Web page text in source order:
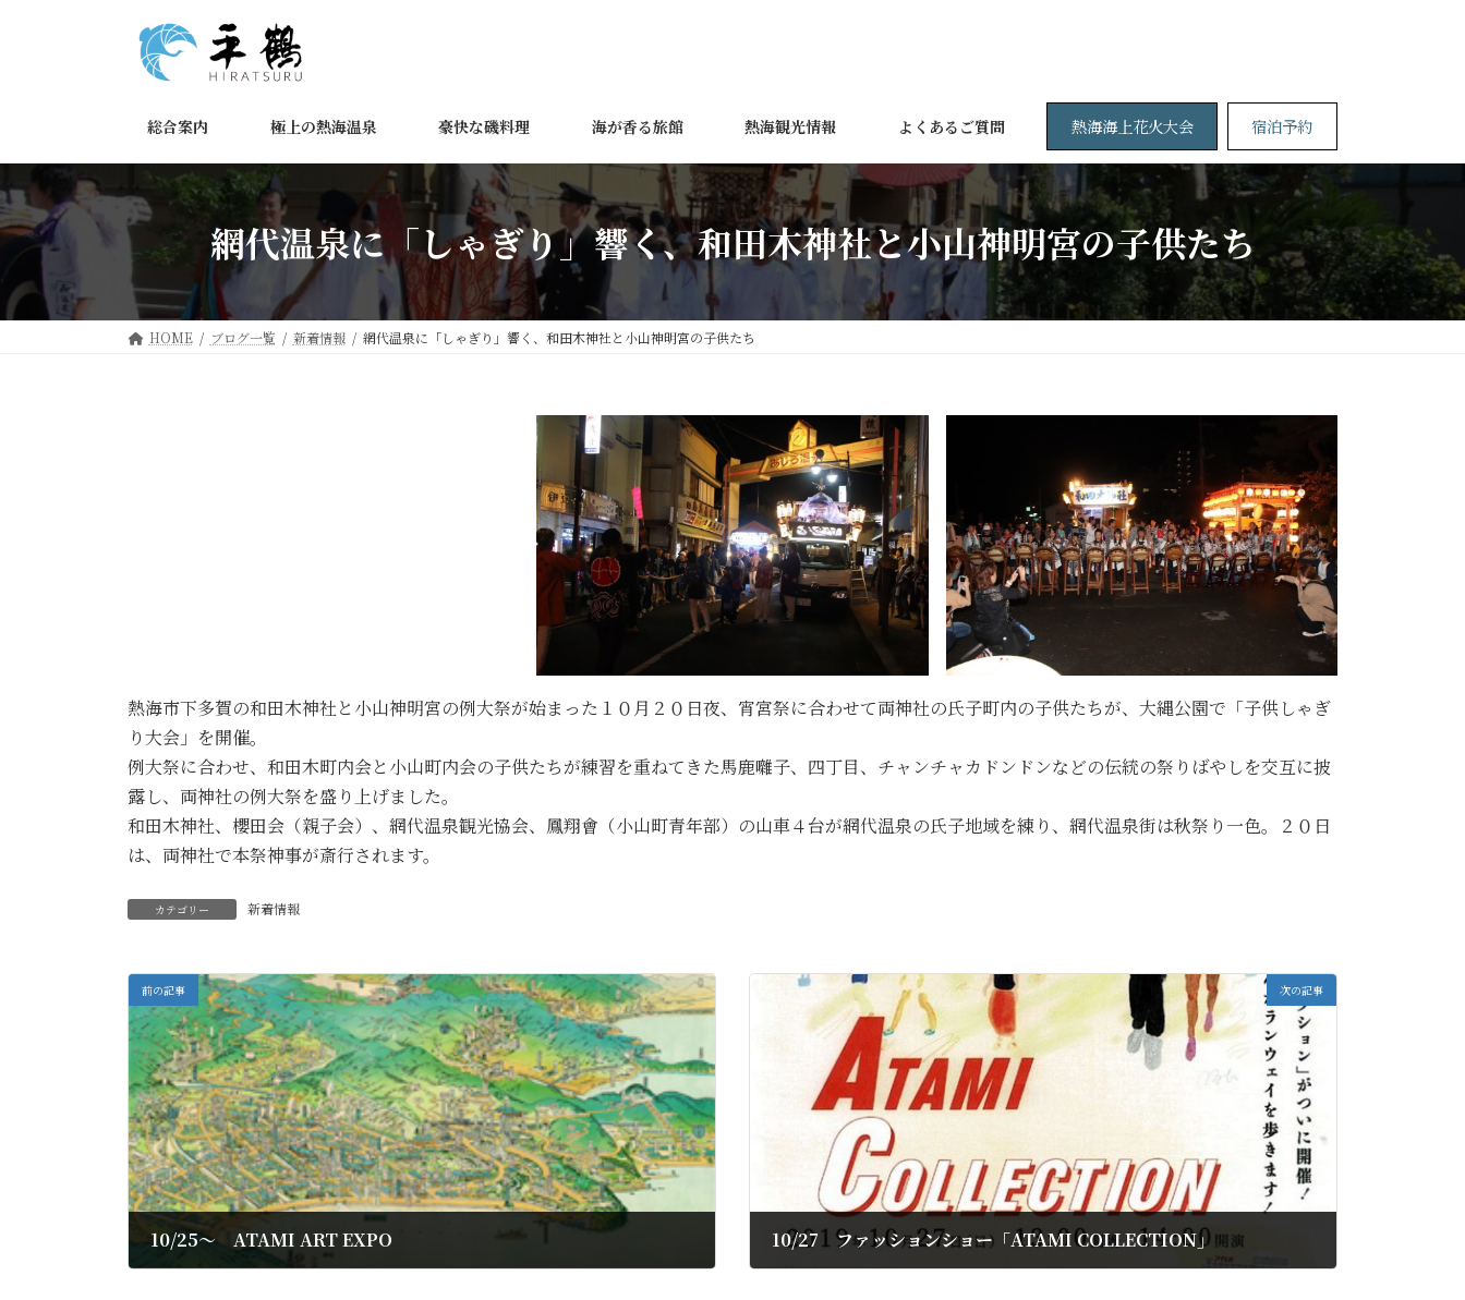
ス
キ
ッ
プ
ン
に
移
動
総合案内 極上の熱海温泉 豪快な磯料理 海が香る旅館 熱海観光情報 よくあるご質問 熱海海上花火大会 宿泊予約
網代温泉に「しゃぎり」響く、和田木神社と小山神明宮の子供たち
HOME ブログ一覧 新着情報 網代温泉に「しゃぎり」響く、和田木神社と小山神明宮の子供たち
熱海市下多賀の和田木神社と小山神明宮の例大祭が始まった１０月２０日夜、宵宮祭に合わせて両神社の氏子町内の子供たちが、大縄公園で「子供しゃぎ
り大会」を開催。
例大祭に合わせ、和田木町内会と小山町内会の子供たちが練習を重ねてきた馬鹿囃子、四丁目、チャンチャカドンドンなどの伝統の祭りばやしを交互に披
露し、両神社の例大祭を盛り上げました。
和田木神社、櫻田会（親子会）、網代温泉観光協会、鳳翔會（小山町青年部）の山車４台が網代温泉の氏子地域を練り、網代温泉街は秋祭り一色。２０日
は、両神社で本祭神事が斎行されます。
カテゴリー 新着情報
前の記事
10/25～ ATAMI ART EXPO
次の記事
10/27 ファッションショー「ATAMI COLLECTION」